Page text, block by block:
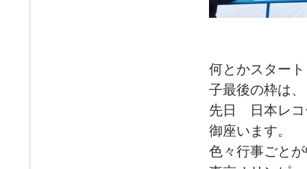
何とかスター
子最後の枠は、
先日 日本レコ
御座います。
色々行事ごと